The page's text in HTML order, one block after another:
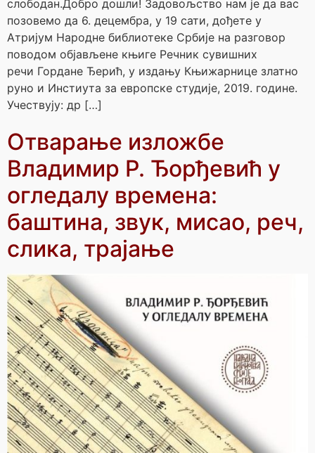
слободан.Добро дошли! Задовољство нам је да вас
позовемо да 6. децембра, у 19 сати, дођете у
Атријум Народне библиотеке Србије на разговор
поводом објављене књиге Речник сувишних
речи Гордане Ђерић, у издању Књижарнице златно
руно и Инстиута за европске студије, 2019. године.
Учествују: др […]
Отварање изложбе
Владимир Р. Ђорђевић у
огледалу времена:
баштина, звук, мисао, реч,
слика, трајање